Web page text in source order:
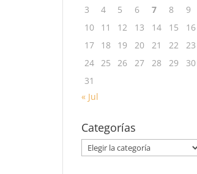
3
4 5 6 7 8
9
10
11 12 13 14 15
16
17
18 19 20 21 22
23
24 25 26 27 28 29
30
31
« Jul
Categorías
Categorías